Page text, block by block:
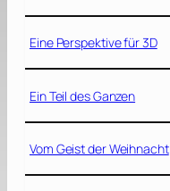
Eine Perspektive für 3D
Ein Teil des Ganzen
Vom Geist der Weihnacht